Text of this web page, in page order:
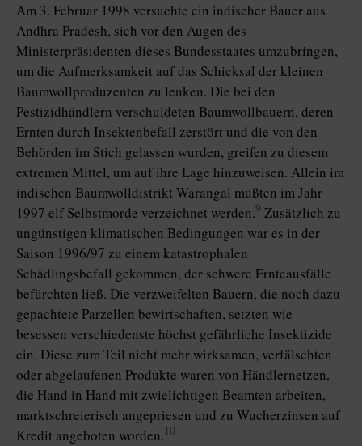
Am 3. Februar 1998 versuchte ein indischer Bauer aus
Andhra Pradesh, sich vor den Augen des
Ministerpräsidenten dieses Bundesstaates umzubringen,
um die Aufmerksamkeit auf das Schicksal der kleinen
Baumwollproduzenten zu lenken. Die bei den
Pestizidhändlern verschuldeten Baumwollbauern, deren
Ernten durch Insektenbefall zerstört und die von den
Behörden im Stich gelassen wurden, greifen zu diesem
extremen Mittel, um auf ihre Lage hinzuweisen. Allein im
indischen Baumwolldistrikt Warangal mußten im Jahr
1997 elf Selbstmorde verzeichnet werden.9 Zusätzlich zu
ungünstigen klimatischen Bedingungen war es in der
Saison 1996/97 zu einem katastrophalen
Schädlingsbefall gekommen, der schwere Ernteausfälle
befürchten ließ. Die verzweifelten Bauern, die noch dazu
gepachtete Parzellen bewirtschaften, setzten wie
besessen verschiedenste höchst gefährliche Insektizide
ein. Diese zum Teil nicht mehr wirksamen, verfälschten
oder abgelaufenen Produkte waren von Händlernetzen,
die Hand in Hand mit zwielichtigen Beamten arbeiten,
marktschreierisch angepriesen und zu Wucherzinsen auf
Kredit angeboten worden. 10